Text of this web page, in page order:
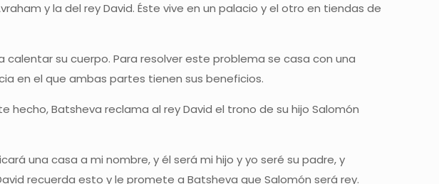
y la del rey David. Éste vive en un palacio y el otro en tiendas de
su cuerpo. Para resolver este problema se casa con una
en el que ambas partes tienen sus beneficios.
hecho, Batsheva reclama al rey David el trono de su hijo Salomón
una casa a mi nombre, y él será mi hijo y yo seré su padre, y
recuerda esto y le promete a Batsheva que Salomón será rey.